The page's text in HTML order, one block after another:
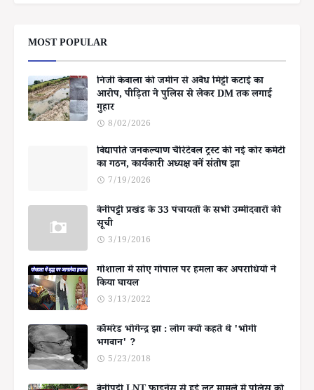
MOST POPULAR
निजी केवाला की जमीन से अवैध मिट्टी कटाई का
आरोप, पीड़िता ने पुलिस से लेकर DM तक लगाई
गुहार
8/02/2026
विद्यापति जनकल्याण चैरिटेबल ट्रस्ट की नई कोर कमेटी
का गठन, कार्यकारी अध्यक्ष बनें संतोष झा
7/19/2026
बेनीपट्टी प्रखंड के 33 पंचायतों के सभी उम्मीदवारों की
सूची
3/19/2016
गोशाला में सोए गोपाल पर हमला कर अपराधियों ने
किया घायल
3/13/2022
कॉमरेड भोगेन्द्र झा : लोग क्यों कहते थे 'भोगी
भगवान' ?
5/23/2018